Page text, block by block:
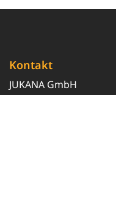
Kontakt
JUKANA GmbH